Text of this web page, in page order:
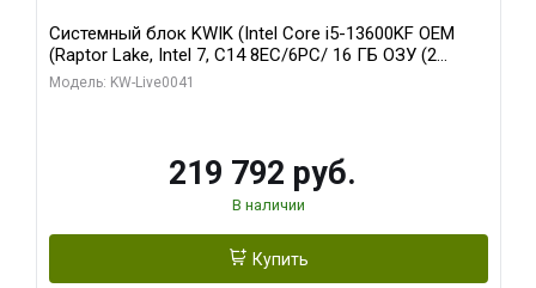
Системный блок KWIK (Intel Core i5-13600KF OEM
(Raptor Lake, Intel 7, C14 8EC/6PC/ 16 ГБ ОЗУ (2
модуля)/ Palit RTX5080 GAMINGPRO OC 16GB GDDR7
Модель: KW-Live0041
219 792 руб.
В наличии
Купить